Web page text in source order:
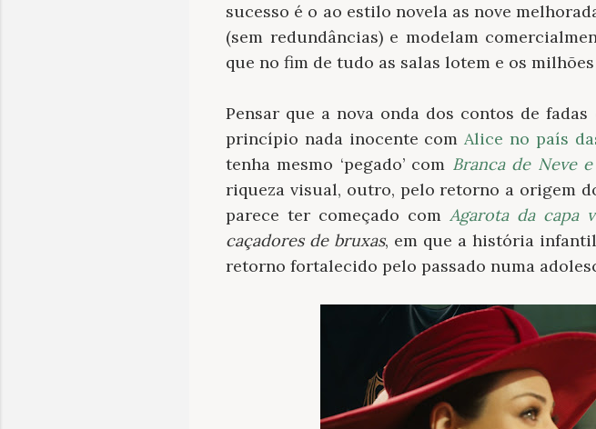
sucesso é o ao estilo novela as nove
(sem redundâncias) e modelam
que no fim de tudo as salas lotem e os
Pensar que a nova onda dos contos de
princípio nada inocente comAlice no país
tenha mesmo ‘pegado’ com Branca de Neve
riqueza visual, outro, pelo retorno a origem
parece ter começado com Agarota da capa
caçadores de bruxas, em que a história
retorno fortalecido pelo passado numa